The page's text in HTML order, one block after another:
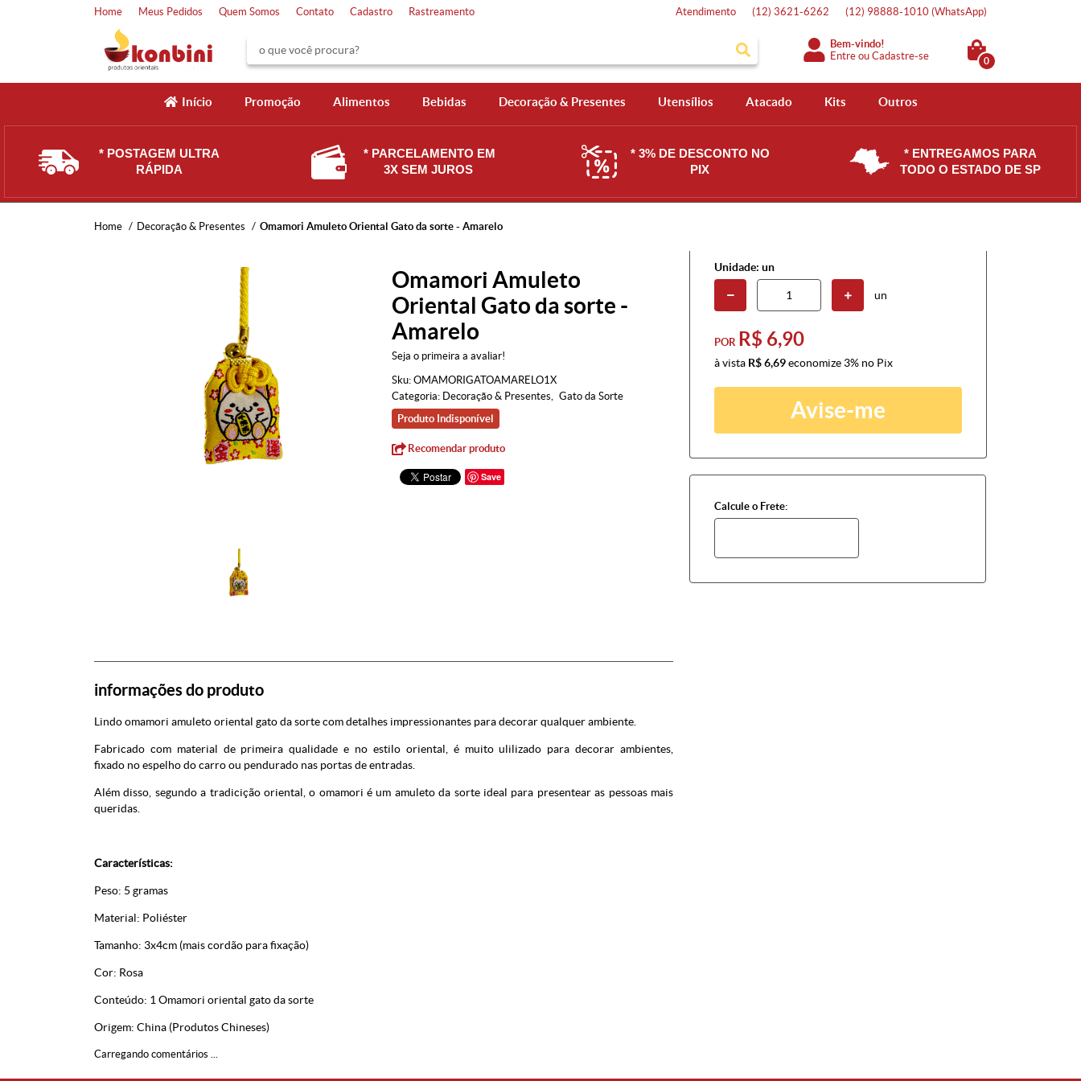
Home Meus Pedidos Quem Somos Contato Cadastro Rastreamento Atendimento (12) 3621-6262 (12) 98888-1010 (WhatsApp)
Bem-vindo!
Entre ouCadastre-se 0
Início Promoção Alimentos Bebidas Decoração & Presentes Utensílios Atacado Kits Outros
* POSTAGEM ULTRA
RÁPIDA
* PARCELAMENTO EM
3X SEM JUROS
* 3% DE DESCONTO NO
PIX
* ENTREGAMOS PARA
TODO O ESTADO DE SP
Home Decoração & Presentes Omamori Amuleto Oriental Gato da sorte - Amarelo
Omamori Amuleto
Oriental Gato da sorte -
Amarelo
Seja o primeira a avaliar!
Sku: OMAMORIGATOAMARELO1X
Categoria: Decoração & Presentes
Gato da Sorte
Produto Indisponível
Recomendar produto
Save
Unidade: un
un
POR R$ 6,90
à vista R$ 6,69economize 3% no Pix
Avise-me
Calcule o Frete:
informações do produto
Lindo omamori amuleto oriental gato da sorte com detalhes impressionantes para decorar qualquer ambiente.
Fabricado com material de primeira qualidade e no estilo oriental, é muito ulilizado para decorar ambientes,
fixado no espelho do carro ou pendurado nas portas de entradas.
Além disso, segundo a tradicição oriental, o omamori é um amuleto da sorte ideal para presentear as pessoas mais
queridas.
Características:
Peso: 5 gramas
Material: Poliéster
Tamanho: 3x4cm (mais cordão para fixação)
Cor: Rosa
Conteúdo: 1 Omamori oriental gato da sorte
Origem: China (Produtos Chineses)
Carregando comentários ...